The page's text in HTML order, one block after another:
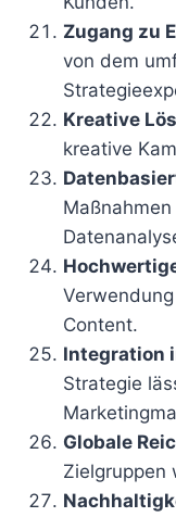
Zugang zu
von dem
Kreative
kreative
Content.
Integration
Strategie
Globale
Zielgruppen